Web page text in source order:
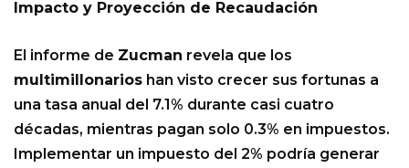
Impacto y Proyección de Recaudación
El informe de Zucman revela que los
multimillonarios han visto crecer sus fortunas a
una tasa anual del 7.1% durante casi cuatro
décadas, mientras pagan solo 0.3% en impuestos.
Implementar un impuesto del 2% podría generar